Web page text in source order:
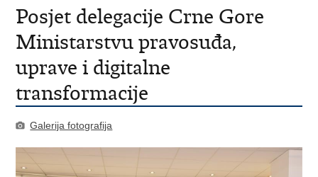
Posjet delegacije Crne Gore
Ministarstvu pravosuđa,
uprave i digitalne
transformacije
Galerija fotografija